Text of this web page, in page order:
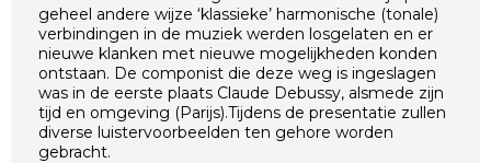
geheel andere wijze ‘klassieke’ harmonische (tonale)
verbindingen in de muziek werden losgelaten en er
nieuwe klanken met nieuwe mogelijkheden konden
ontstaan. De componist die deze weg is ingeslagen
was in de eerste plaats Claude Debussy, alsmede zijn
tijd en omgeving (Parijs).Tijdens de presentatie zullen
diverse luistervoorbeelden ten gehore worden
gebracht.